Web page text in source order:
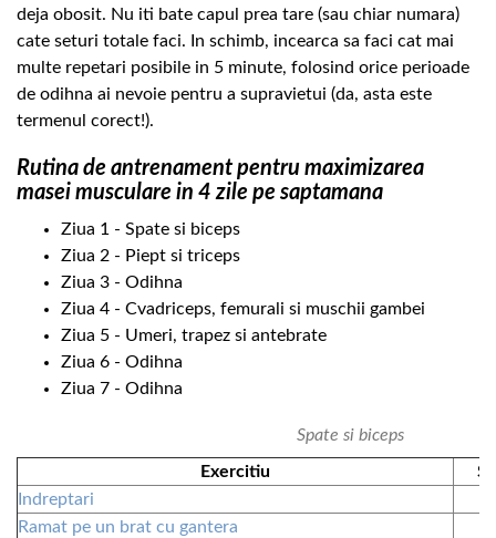
deja obosit. Nu iti bate capul prea tare (sau chiar numara)
cate seturi totale faci. In schimb, incearca sa faci cat mai
multe repetari posibile in 5 minute, folosind orice perioade
de odihna ai nevoie pentru a supravietui (da, asta este
termenul corect!).
Rutina de antrenament pentru maximizarea
masei musculare in 4 zile pe saptamana
Ziua 1 - Spate si biceps
Ziua 2 - Piept si triceps
Ziua 3 - Odihna
Ziua 4 - Cvadriceps, femurali si muschii gambei
Ziua 5 - Umeri, trapez si antebrate
Ziua 6 - Odihna
Ziua 7 - Odihna
Spate si biceps
Exercitiu
Indreptari
Ramat pe un brat cu gantera